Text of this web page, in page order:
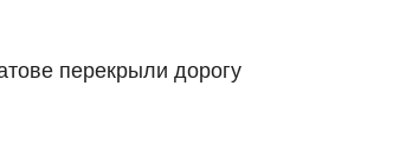
перекрыли дорогу